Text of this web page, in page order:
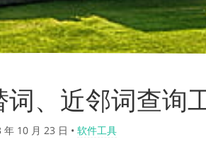
、近邻词查询
年 10 月 23 日 • 软件工具